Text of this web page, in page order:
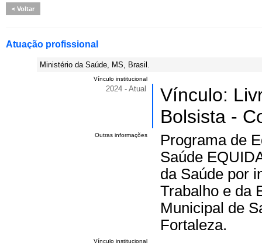
Voltar
Atuação profissional
Ministério da Saúde, MS, Brasil.
Vínculo institucional
2024 - Atual
Vínculo:
Bolsista -
Outras informações
Programa de
Saúde
da Saúde por
Trabalho e da
Municipal de
Fortaleza.
Vínculo institucional